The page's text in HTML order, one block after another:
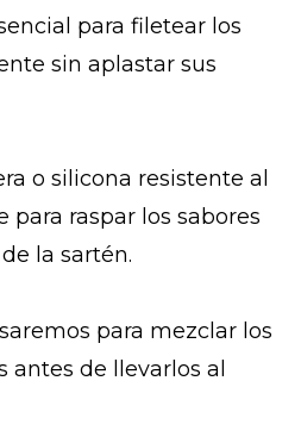
para filetear los
sin aplastar sus
o silicona resistente al
para raspar los sabores
la sartén.
para mezclar los
antes de llevarlos al